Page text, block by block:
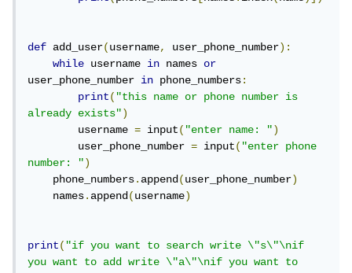
def add_user(username, user_phone_number):
while username in names or
user_phone_number in phone_numbers:
print("this name or phone number is
already exists")
        username
= input("enter name: ")
        user_phone_number
= input("enter phone
number: ")
    phone_numbers
.append(user_phone_number)
    names
.append(username)
print("if you want to search write \"s\"\nif
you want to add write \"a\"\nif you want to